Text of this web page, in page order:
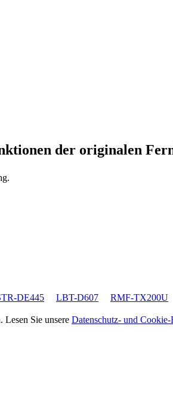
der originalen
DE445 LBT-D607 RMF-TX200U
Lesen Sie unsere Datenschutz- und